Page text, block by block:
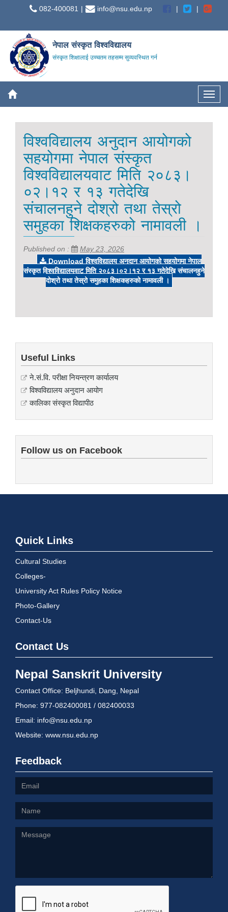
082-400081 info@nsu.edu.np
नेपाल संस्कृत विश्वविद्यालय
संस्कृत शिक्षालाई उच्चतम तहसम्म सुव्यवस्थित गर्न
विश्वविद्यालय अनुदान आयोगको
सहयोगमा नेपाल संस्कृत
विश्वविद्यालयवाट मिति २०८३।
०२।१२ र १३ गतेदेखि
संचालनहुने दोश्रो तथा तेस्रो
समुहका शिक्षकहरुको नामावली ।
Published on :
May 23, 2026
Download विश्वविद्यालय अनुदान आयोगको सहयोगमा नेपाल
संस्कृत विश्वविद्यालयवाट मिति २०८३।०२।१२ र १३ गतेदेखि संचालनहुने
दोश्रो तथा तेस्रो समुहका शिक्षकहरुको नामावली ।
Useful Links
ने.सं.वि. परीक्षा नियन्त्रण कार्यालय
विश्वविद्यालय अनुदान आयोग
कालिका संस्कृत विद्यापीठ
Follow us on Facebook
Quick Links
Cultural Studies
Colleges-
University Act Rules Policy Notice
Photo-Gallery
Contact-Us
Contact Us
Nepal Sanskrit University
Contact Office: Beljhundi, Dang, Nepal
Phone: 977-082400081 / 082400033
Email: info@nsu.edu.np
Website: www.nsu.edu.np
Feedback